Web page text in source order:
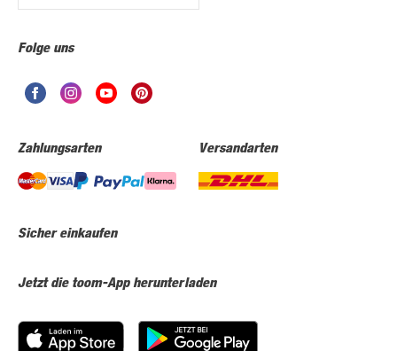
Folge uns
Zahlungsarten Versandarten
Sicher einkaufen
Jetzt die toom-App herunterladen